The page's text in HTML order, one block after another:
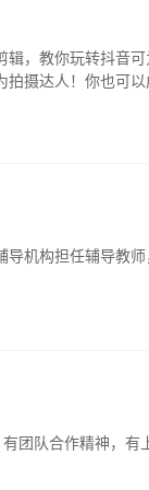
，教你玩转抖音
摄达人！你也可以
机构担任辅导教
团队合作精神，有